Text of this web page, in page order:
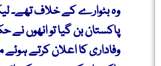
وہ بٹوارے کے خلاف تھے۔
پاکستان بن گیا تو انھوں
وفاداری کا اعلان کرتے ہوئے